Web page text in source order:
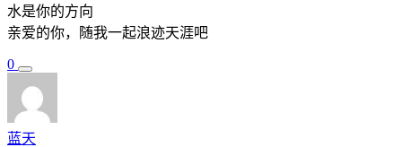
水是你的方向
亲爱的你，随我一起浪迹天涯吧
0
蓝天